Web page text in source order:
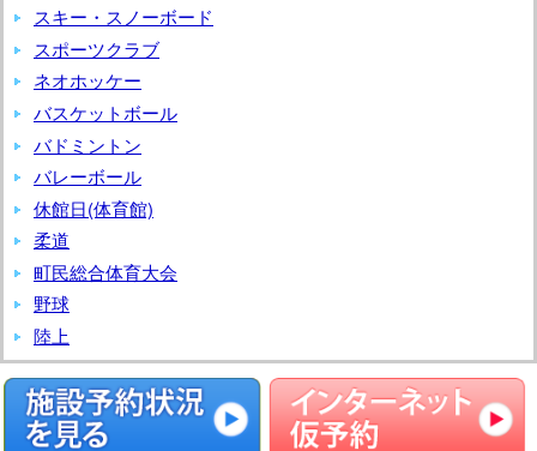
ず
ま
き
ン
タ
ー
フ
ェ
ス
テ
in
く
ず
ま
き
スキー・スノーボード
スポーツクラブ
ネオホッケー
バスケットボール
バドミントン
バレーボール
休館日(体育館)
柔道
町民総合体育大会
野球
陸上